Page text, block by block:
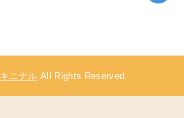
キニナル .All Rights Reserved.